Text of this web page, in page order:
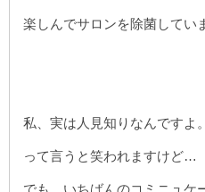
楽しんでサロンを除菌してい
私、実は人見知りなんですよ。
って言うと笑われますけど…